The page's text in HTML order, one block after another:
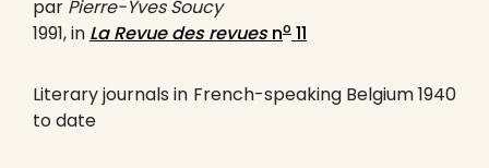
par Pierre-Yves Soucy
1991, in La Revue des revuesno 11
Literary journals in French-speaking Belgium 1940
to date